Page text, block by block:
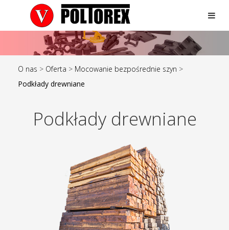
O nas > Oferta > Mocowanie bezpośrednie szyn >
Podkłady drewniane
Podkłady drewniane